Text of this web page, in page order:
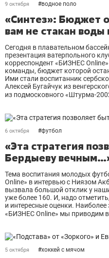
9 октября #водное поло
«Синтез»: Бюджет
вам не стакан воды
Сегодня в плавательном
презентация ватерпольного
корреспондент «БИЗНЕС
команды, бюджет которой
Ими стали воспитанник
Алексей Бугайчук из
из подмосковного «Штурма-
6 октября #футбол
«Эта стратегия
Бердыеву
Тема воспитания молодых
Online» в интервью с Ниязом
вызвала большой отклик у
уже более 160. И, надо
и интересные оценки.
«БИЗНЕС Online» мы приводим
5 октября #хоккей с мячом